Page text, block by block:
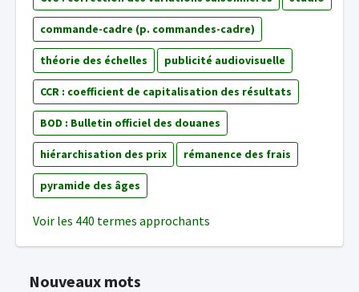
commande-cadre (p. commandes-cadre)
théorie des échelles publicité audiovisuelle
CCR : coefficient de capitalisation des résultats
BOD : Bulletin officiel des douanes
hiérarchisation des prix rémanence des frais
pyramide des âges
Voir les 440 termes approchants
Nouveaux mots